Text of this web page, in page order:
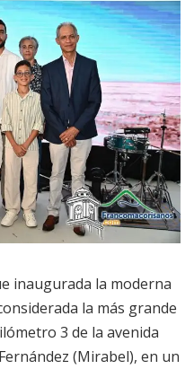
inaugurada la moderna
la más grande
3 de la avenida
(Mirabel), en un